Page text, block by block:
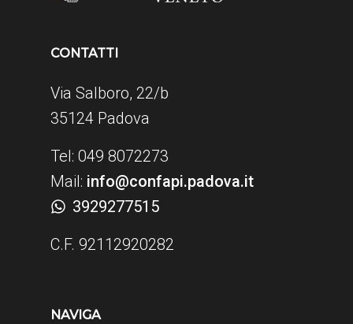
CONTATTI
Via Salboro, 22/b
35124 Padova
Tel: 049 8072273
Mail: info@confapi.padova.it
3929277515
C.F. 92112920282
NAVIGA